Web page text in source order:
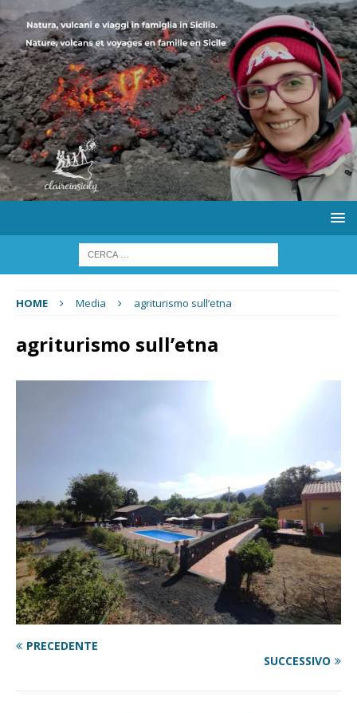
HOME Media agriturismo sull’etna
agriturismo sull’etna
PRECEDENTE
SUCCESSIVO